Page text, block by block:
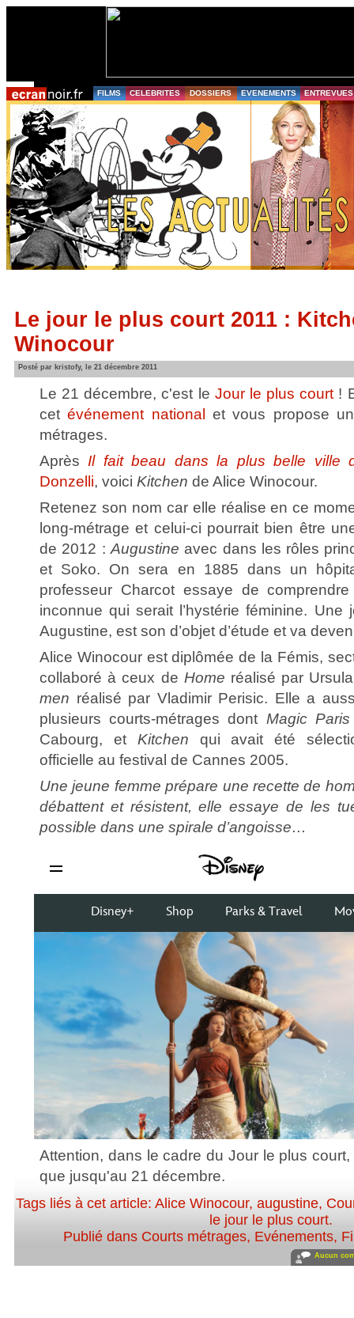
FILMS CELEBRITES DOSSIERS EVENEMENTS ENTREVUES
Le jour le plus court 2011 :
Winocour
Posté par kristofy, le 21 décembre 2011
Le 21 décembre, c'est le Jour le plus court !
cetévénement national et vous propose
métrages.
Après Il fait beau dans la plus belle ville
Donzelli, voici Kitchen de Alice Winocour.
Retenez son nom car elle réalise en ce
long-métrage et celui-ci pourrait bien être
de 2012 : Augustineavec dans les rôles
et Soko. On sera en 1885 dans un
professeur Charcot essaye de
inconnue qui serait l’hystérie féminine. Une
Augustine, est son d’objet d’étude et va
Alice Winocour est diplômée de la Fémis,
collaboré à ceux de Home réalisé par
men réalisé par Vladimir Perisic. Elle a
plusieurs courts-métrages dont Magic Paris
Cabourg, et Kitchen qui avait été
officielle au festival de Cannes 2005.
Une jeune femme prépare une recette de
débattent et résistent, elle essaye de les
possible dans une spirale d’angoisse…
Attention, dans le cadre du Jour le plus
que jusqu'au 21 décembre.
Tags liés à cet article: Alice Winocour, augustine,
le jour le plus court.
Publié dans Courts métrages, Evénements,
Aucun